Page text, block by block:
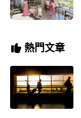
熱門文章